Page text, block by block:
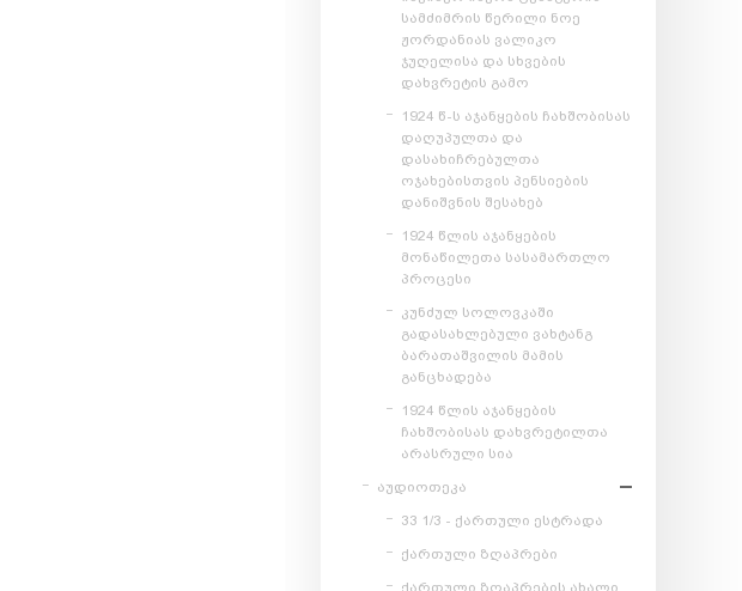
სამძიმრის წერილი ნოე
ჟორდანიას ვალიკო
ჯუღელისა და სხვების
დახვრეტის გამო
1924 წ-ს აჯანყების ჩახშობისას
დაღუპულთა და
დასახიჩრებულთა
ოჯახებისთვის პენსიების
დანიშვნის შესახებ
1924 წლის აჯანყების
მონაწილეთა სასამართლო
პროცესი
კუნძულ სოლოვკაში
გადასახლებული ვახტანგ
ბარათაშვილის მამის
განცხადება
1924 წლის აჯანყების
ჩახშობისას დახვრეტილთა
არასრული სია
აუდიოთეკა
33 1/3 - ქართული ესტრადა
ქართული ზღაპრები
ქართული ზღაპრების ახალი